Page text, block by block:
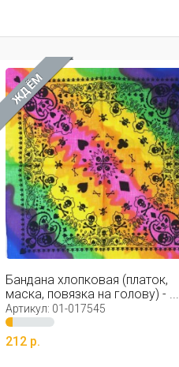
ЖДЁМ
Бандана хлопковая (платок,
маска, повязка на голову) - ...
Артикул: 01-017545
212 р.